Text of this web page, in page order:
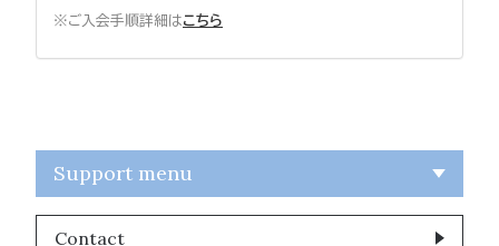
※ご入会手順詳細はこちら
Support menu
Contact